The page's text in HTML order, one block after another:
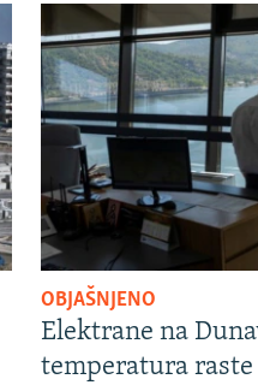
OBJAŠNJENO
Elektrane na
temperatura raste